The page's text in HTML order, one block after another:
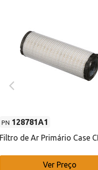
PN 128781A1
Filtro de Ar Primário Case
Ver Preço